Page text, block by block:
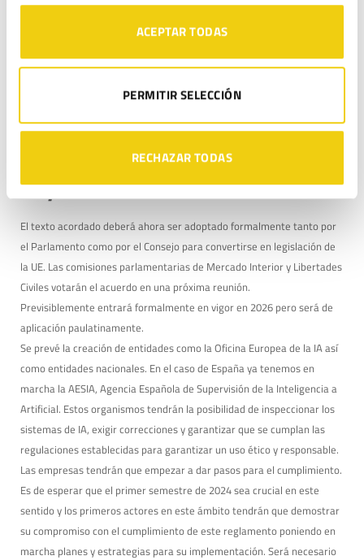
ACEPTAR TODAS
PERMITIR SELECCIÓN
RECHAZAR TODAS
modificaciones legislativas a corto plazo que ajusten a las
necesidades de cada momento la aplicación del actual
¿Qué pasos quedan por
delante en este proceso y
cuándo veremos aplicar la
Ley?
El texto acordado deberá ahora ser adoptado formalmente tanto por
el Parlamento como por el Consejo para convertirse en legislación de
la UE. Las comisiones parlamentarias de Mercado Interior y Libertades
Civiles votarán el acuerdo en una próxima reunión.
Previsiblemente entrará formalmente en vigor en 2026 pero será de
aplicación paulatinamente.
Se prevé la creación de entidades como la Oficina Europea de la IA así
como entidades nacionales. En el caso de España ya tenemos en
marcha la AESIA, Agencia Española de Supervisión de la Inteligencia a
Artificial. Estos organismos tendrán la posibilidad de inspeccionar los
sistemas de IA, exigir correcciones y garantizar que se cumplan las
regulaciones establecidas para garantizar un uso ético y responsable.
Las empresas tendrán que empezar a dar pasos para el cumplimiento.
Es de esperar que el primer semestre de 2024 sea crucial en este
sentido y los primeros actores en este ámbito tendrán que demostrar
su compromiso con el cumplimiento de este reglamento poniendo en
marcha planes y estrategias para su implementación. Será necesario